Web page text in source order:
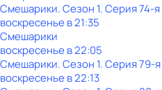
Смешарики. Сезон 1. Серия 74-я
воскресенье в21:35
Смешарики
воскресенье в22:05
Смешарики. Сезон 1. Серия 79-я
воскресенье в22:13